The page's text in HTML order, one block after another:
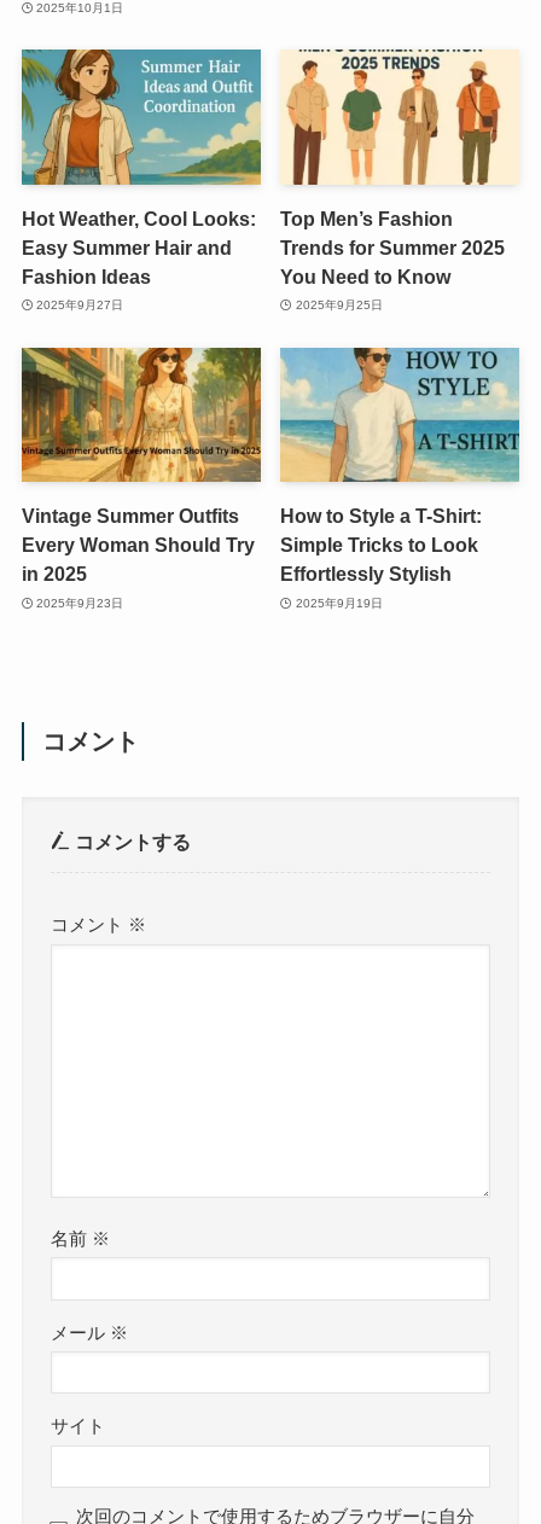
2025年10月1日
Hot Weather, Cool Looks:
Easy Summer Hair and
Fashion Ideas
2025年9月27日
Top Men’s Fashion
Trends for Summer 2025
You Need to Know
2025年9月25日
Vintage Summer Outfits
Every Woman Should Try
in 2025
2025年9月23日
How to Style a T-Shirt:
Simple Tricks to Look
Effortlessly Stylish
2025年9月19日
コメント
コメントする
コメント ※
名前 ※
メール ※
サイト
次回のコメントで使用するためブラウザーに自分